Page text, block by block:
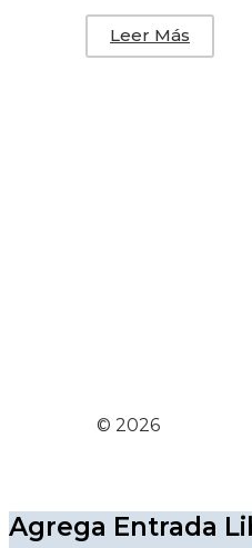
Leer Más
© 2026
Agrega Entrada